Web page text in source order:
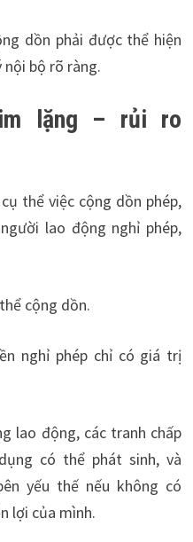
dồn phải được thể hiện
nội bộ rõ ràng.
lặng – rủi ro
thể việc cộng dồn phép,
lao động nghỉ phép,
cộng dồn.
nghỉ phép chỉ có giá trị
lao động, các tranh chấp
có thể phát sinh, và
yếu thế nếu không có
lợi của mình.